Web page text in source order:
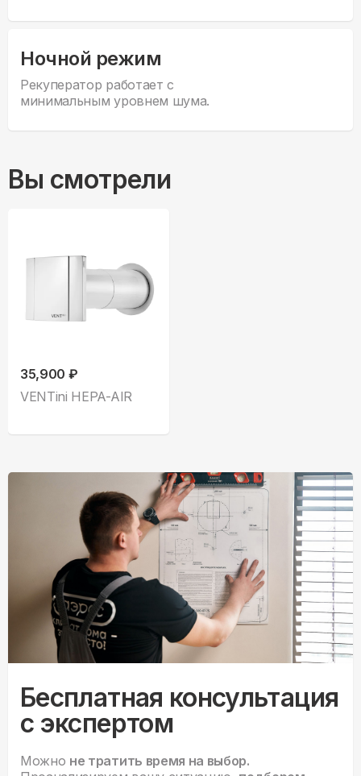
Ночной режим
Рекуператор работает с
минимальным уровнем шума.
Вы смотрели
35,900 ₽
VENTini HEPA-AIR
Бесплатная консультация
с экспертом
Можно не тратить время на выбор.